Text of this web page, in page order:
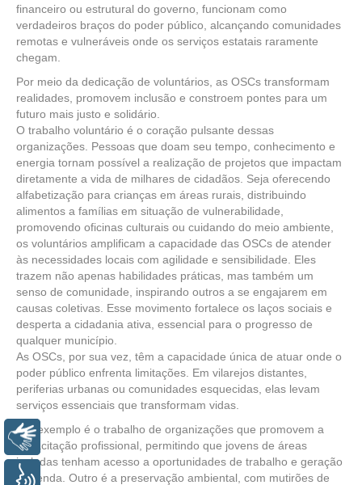
financeiro ou estrutural do governo, funcionam como
verdadeiros braços do poder público, alcançando comunidades
remotas e vulneráveis onde os serviços estatais raramente
chegam.
Por meio da dedicação de voluntários, as OSCs transformam
realidades, promovem inclusão e constroem pontes para um
futuro mais justo e solidário.
O trabalho voluntário é o coração pulsante dessas
organizações. Pessoas que doam seu tempo, conhecimento e
energia tornam possível a realização de projetos que impactam
diretamente a vida de milhares de cidadãos. Seja oferecendo
alfabetização para crianças em áreas rurais, distribuindo
alimentos a famílias em situação de vulnerabilidade,
promovendo oficinas culturais ou cuidando do meio ambiente,
os voluntários amplificam a capacidade das OSCs de atender
às necessidades locais com agilidade e sensibilidade. Eles
trazem não apenas habilidades práticas, mas também um
senso de comunidade, inspirando outros a se engajarem em
causas coletivas. Esse movimento fortalece os laços sociais e
desperta a cidadania ativa, essencial para o progresso de
qualquer município.
As OSCs, por sua vez, têm a capacidade única de atuar onde o
poder público enfrenta limitações. Em vilarejos distantes,
periferias urbanas ou comunidades esquecidas, elas levam
serviços essenciais que transformam vidas.
Um exemplo é o trabalho de organizações que promovem a
capacitação profissional, permitindo que jovens de áreas
isoladas tenham acesso a oportunidades de trabalho e geração
de renda. Outro é a preservação ambiental, com mutirões de
Libras
Voz